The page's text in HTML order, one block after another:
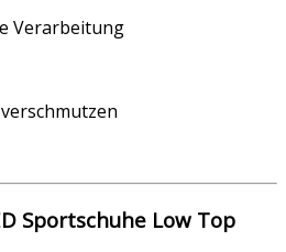
Verarbeitung
Sportschuhe Low Top